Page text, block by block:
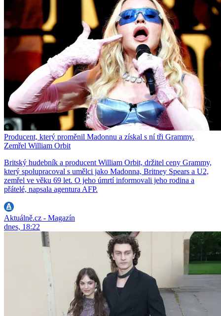
Producent, který proměnil Madonnu a získal s ní tři Grammy.
Zemřel William Orbit
Britský hudebník a producent William Orbit, držitel ceny Grammy,
který spolupracoval s umělci jako Madonna, Britney Spears a U2,
zemřel ve věku 69 let. O jeho úmrtí informovali jeho rodina a
přátelé, napsala agentura AFP.
Aktuálně.cz - Magazín
dnes, 18:22